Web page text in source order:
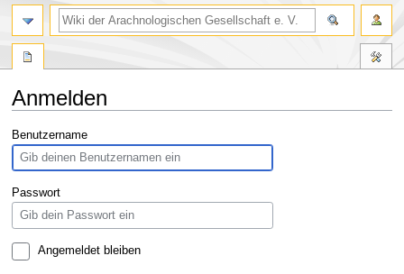
Anmelden
Zur
Navigation
springen
Zur
Suche
springen
Benutzername
Passwort
Angemeldet bleiben